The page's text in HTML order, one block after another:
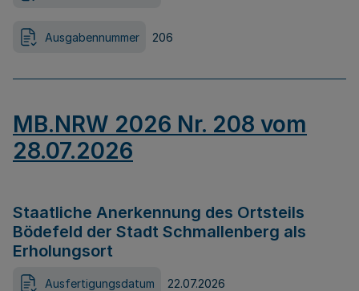
Ausgabennummer 206
MB.NRW 2026 Nr. 208 vom
28.07.2026
Staatliche Anerkennung des Ortsteils
Bödefeld der Stadt Schmallenberg als
Erholungsort
Ausfertigungsdatum 22.07.2026